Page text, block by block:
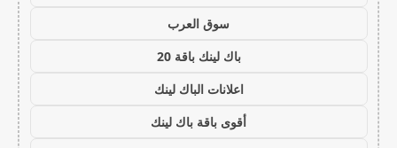
سوق العرب
باك لينك باقة 20
اعلانات الباك لينك
أقوى باقة باك لينك